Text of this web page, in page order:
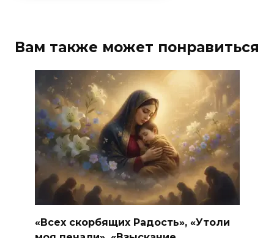
Вам также может понравиться
«Всех скорбящих Радость», «Утоли